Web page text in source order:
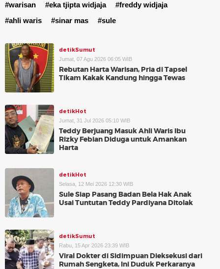
#warisan #eka tjipta widjaja
#freddy widjaja
#ahli waris
#sinar mas #sule
detikSumut
Jumat, 07 Agu 2026 06:05 WIB
Rebutan Harta Warisan, Pria di Tapsel
Tikam Kakak Kandung hingga Tewas
detikHot
Jumat, 31 Jul 2026 05:10 WIB
Teddy Berjuang Masuk Ahli Waris Ibu
Rizky Febian Diduga untuk Amankan
Harta
detikHot
Selasa, 12 Mei 2026 12:30 WIB
Sule Siap Pasang Badan Bela Hak Anak
Usai Tuntutan Teddy Pardiyana Ditolak
detikSumut
Rabu, 15 Apr 2026 23:39 WIB
Viral Dokter di Sidimpuan Dieksekusi dari
Rumah Sengketa, Ini Duduk Perkaranya